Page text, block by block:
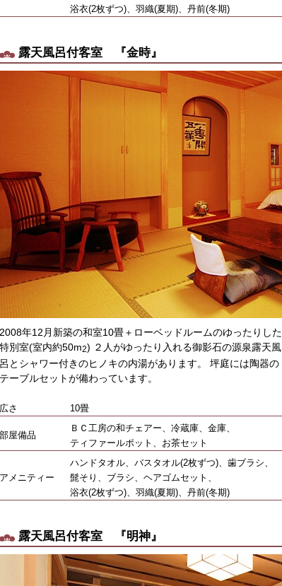
浴衣(2枚ずつ)、羽織(夏期)、丹前(冬期)
露天風呂付客室 『金時』
2008年12月新築の和室10畳＋ローベッドルームのゆったりした
特別室(室内約50m2) ２人がゆったり入れる御影石の源泉露天風
呂とシャワー付きのヒノキの内湯があります。 坪庭には陶器の
テーブルセットが備わっています。
広さ 10畳
部屋備品
ＢＣ工房の和チェアー、冷蔵庫、金庫、
ティファールポット、お茶セット
アメニティー
ハンドタオル、バスタオル(2枚ずつ)、歯ブラシ、
髭そり、ブラシ、ヘアゴムセット、
浴衣(2枚ずつ)、羽織(夏期)、丹前(冬期)
露天風呂付客室 『明神』